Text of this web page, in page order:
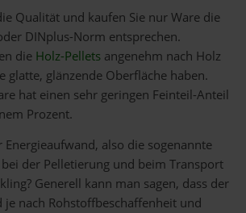
Qualität und kaufen Sie nur Ware die
DINplus-Norm entsprechen.
die Holz-Pellets angenehm nach Holz
glatte, glänzende Oberfläche haben.
hat einen sehr geringen Feinteil-Anteil
Prozent.
Energieaufwand, also die sogenannte
der Pelletierung und beim Transport
Generell kann man sagen, dass der
je nach Rohstoffbeschaffenheit und